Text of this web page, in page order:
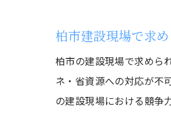
柏市建設現場で求
柏市の建設現場で求めら
ネ・省資源への対応が不
の建設現場における競争